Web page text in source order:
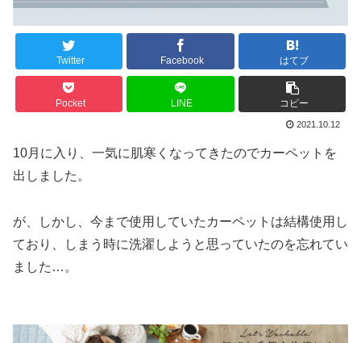
Twitter Facebook はてブ
Pocket LINE コピー
2021.10.12
10月に入り、一気に肌寒くなってきたのでカーペットを
出しました。
が、しかし、今まで使用していたカーペットは結構使用し
ており、しまう時に洗濯しようと思っていたのを忘れてい
ました…。